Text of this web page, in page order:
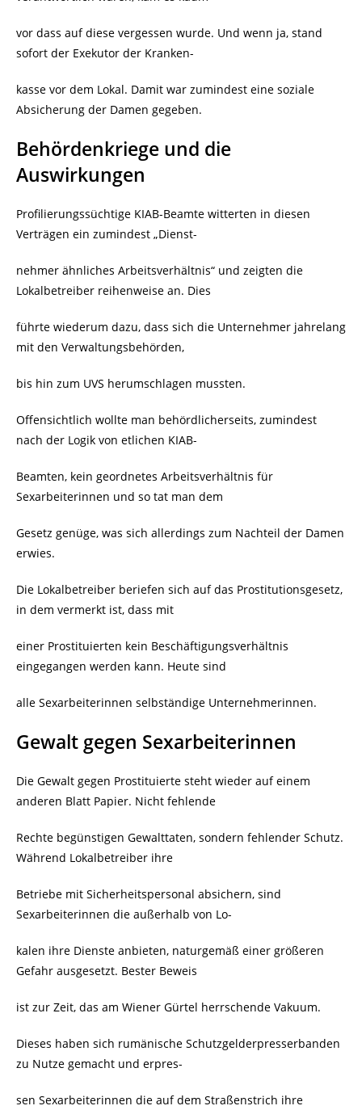
vor dass auf diese vergessen wurde. Und wenn ja, stand
sofort der Exekutor der Kranken-
kasse vor dem Lokal. Damit war zumindest eine soziale
Absicherung der Damen gegeben.
Behördenkriege und die
Auswirkungen
Profilierungssüchtige KIAB-Beamte witterten in diesen
Verträgen ein zumindest „Dienst-
nehmer ähnliches Arbeitsverhältnis“ und zeigten die
Lokalbetreiber reihenweise an. Dies
führte wiederum dazu, dass sich die Unternehmer jahrelang
mit den Verwaltungsbehörden,
bis hin zum UVS herumschlagen mussten.
Offensichtlich wollte man behördlicherseits, zumindest
nach der Logik von etlichen KIAB-
Beamten, kein geordnetes Arbeitsverhältnis für
Sexarbeiterinnen und so tat man dem
Gesetz genüge, was sich allerdings zum Nachteil der Damen
erwies.
Die Lokalbetreiber beriefen sich auf das Prostitutionsgesetz,
in dem vermerkt ist, dass mit
einer Prostituierten kein Beschäftigungsverhältnis
eingegangen werden kann. Heute sind
alle Sexarbeiterinnen selbständige Unternehmerinnen.
Gewalt gegen Sexarbeiterinnen
Die Gewalt gegen Prostituierte steht wieder auf einem
anderen Blatt Papier. Nicht fehlende
Rechte begünstigen Gewalttaten, sondern fehlender Schutz.
Während Lokalbetreiber ihre
Betriebe mit Sicherheitspersonal absichern, sind
Sexarbeiterinnen die außerhalb von Lo-
kalen ihre Dienste anbieten, naturgemäß einer größeren
Gefahr ausgesetzt. Bester Beweis
ist zur Zeit, das am Wiener Gürtel herrschende Vakuum.
Dieses haben sich rumänische Schutzgelderpresserbanden
zu Nutze gemacht und erpres-
sen Sexarbeiterinnen die auf dem Straßenstrich ihre